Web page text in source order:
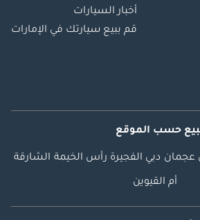
أخبار السيارات
قم ببيع سيارتك في الإمارات
حسب الموقع
عجمان دبي الفجيرة رأس الخيمة الشارقة
أم القيوين